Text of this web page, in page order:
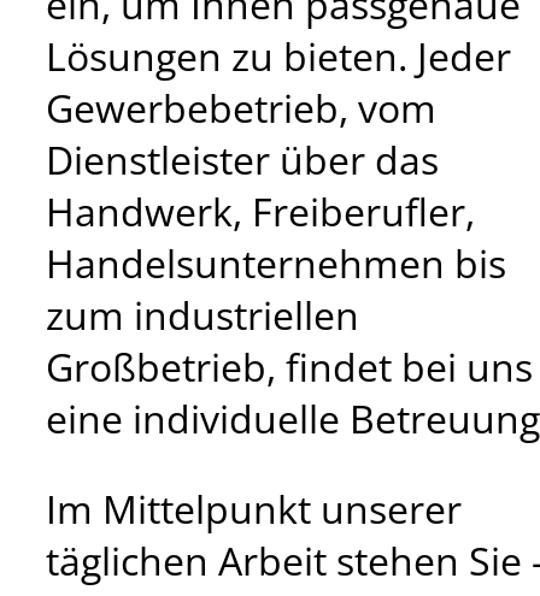
Lösungen zu bieten. Jeder
Gewerbebetrieb, vom
Dienstleister über das
Handwerk, Freiberufler,
Handelsunternehmen bis
zum industriellen
Großbetrieb, findet bei uns
eine individuelle
Im Mittelpunkt unserer
täglichen Arbeit stehen Sie